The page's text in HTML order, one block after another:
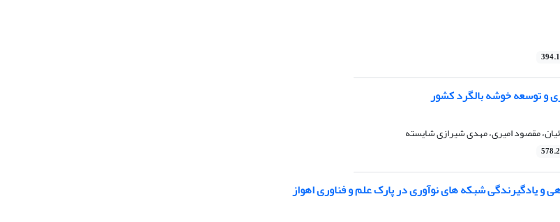
و توسعه خوشه بالگرد کشور
مقصود امیری، مهدی شیرازی شایسته
و یادگیرندگی شبکه های نوآوری در پارک علم و فناوری اهواز